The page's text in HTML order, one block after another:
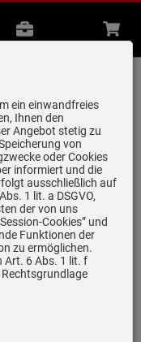
B2B Beratung
weiß
DUL63CC20 |
ein einwandfreies
Ihnen den
Angebot stetig zu
von
oder Cookies
informiert und die
ausschließlich auf
1 lit. a DSGVO,
der von uns
Cookies” und
Funktionen der
zu ermöglichen.
Art. 6 Abs. 1 lit. f
Rechtsgrundlage